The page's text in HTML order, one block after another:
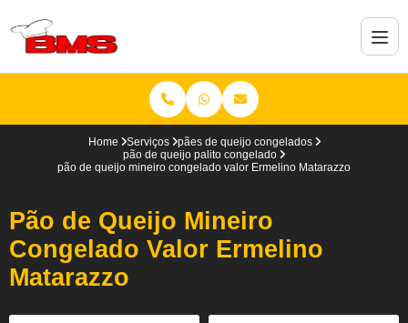
Home Serviços
pães de queijo congelados
pão de queijo palito congelado
pão de queijo mineiro congelado valor Ermelino Matarazzo
Pão de Queijo Mineiro
Congelado Valor Ermelino
Matarazzo